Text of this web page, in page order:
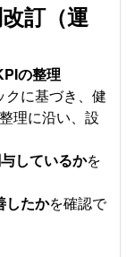
訂（運
の整理
クに基づき、健
理に沿い、設
しているかを
したかを確認で